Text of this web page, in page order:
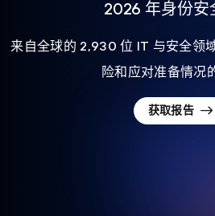
2026 年身份安
来自全球的 2,930 位 IT 与安全领
险和应对准备情况
获取报告